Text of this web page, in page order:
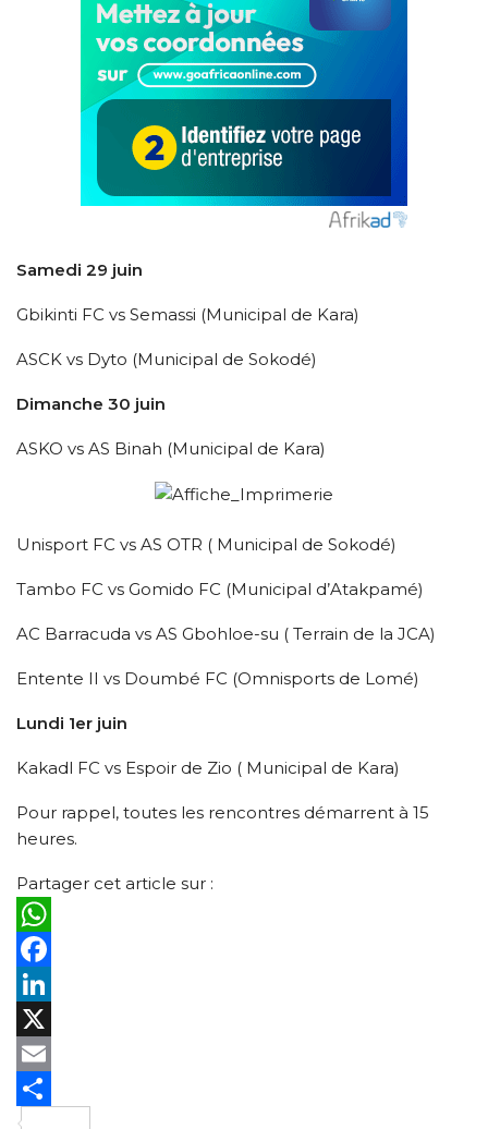
Samedi 29 juin
Gbikinti FC vs Semassi (Municipal de Kara)
ASCK vs Dyto (Municipal de Sokodé)
Dimanche 30 juin
ASKO vs AS Binah (Municipal de Kara)
Unisport FC vs AS OTR ( Municipal de Sokodé)
Tambo FC vs Gomido FC (Municipal d’Atakpamé)
AC Barracuda vs AS Gbohloe-su ( Terrain de la JCA)
Entente II vs Doumbé FC (Omnisports de Lomé)
Lundi 1er juin
Kakadl FC vs Espoir de Zio ( Municipal de Kara)
Pour rappel, toutes les rencontres démarrent à 15
heures.
Partager cet article sur :
WhatsApp
Facebook
LinkedIn
X
Email